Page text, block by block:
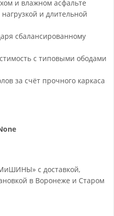
и влажном асфальте
и длительной
сбалансированному
с типовыми ободами
за счёт прочного каркаса
с доставкой,
в Воронеже и Старом